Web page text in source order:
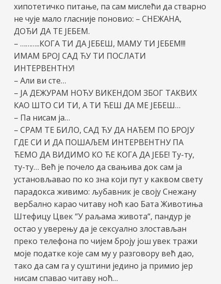
хипотетичко питање, па сам мислећи да стварно
не чује мало гласније поновио: – СНЕЖАНА,
ДОЂИ ДА ТЕ ЈЕБЕМ.
– ………..КОГА ТИ ДА ЈЕБЕШ, МАМУ ТИ ЈЕБЕМ!!!
ИМАМ БРОЈ САД ЋУ ТИ ПОСЛАТИ
ИНТЕРВЕНТНУ!
– Али ви сте…
– ЈА ДЕЖУРАМ НОЋУ ВИКЕНДОМ ЗБОГ ТАКВИХ
КАО ШТО СИ ТИ, А ТИ ЋЕШ ДА МЕ ЈЕБЕШ…
– Па нисам ја…
– СРАМ ТЕ БИЛО, САД ЋУ ДА НАЂЕМ ПО БРОЈУ
ГДЕ СИ И ДА ПОШАЉЕМ ИНТЕРВЕНТНУ ПА
ЋЕМО ДА ВИДИМО КО ЋЕ КОГА ДА ЈЕБЕ! Ту-ту,
ту-ту… Већ је почело да свањива док сам ја
установљавао по ко зна који пут у каквом свету
парадокса живимо: љубавник је своју Снежану
вербално карао читаву ноћ као Бата Животиња
Штефицу Цвек “У раљама живота“, пандур је
остао у уверењу да је сексуално злостављан
преко телефона по чијем броју још увек тражи
моје податке које сам му у разговору већ дао,
тако да сам га у суштини једино ја примио јер
нисам спавао читаву ноћ…